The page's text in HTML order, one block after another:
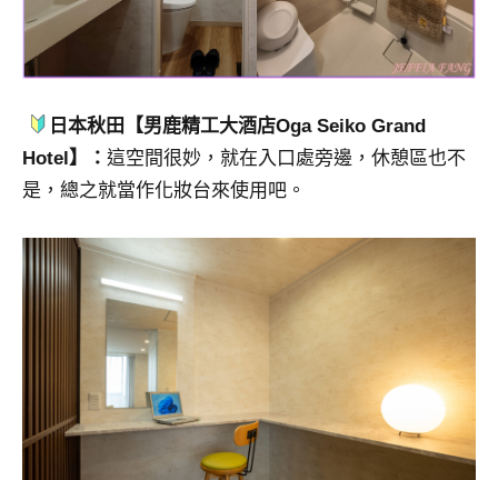
日本秋田【男鹿精工大酒店Oga Seiko Grand
Hotel】： 這空間很妙，就在入口處旁邊，休憩區也不
是，總之就當作化妝台來使用吧。